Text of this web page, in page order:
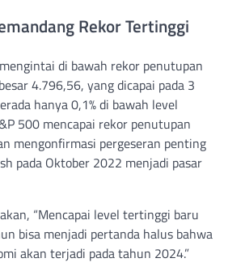
Rekor Tertinggi
di bawah rekor penutupan
4.796,56, yang dicapai pada 3
hanya 0,1% di bawah level
500 mencapai rekor penutupan
mengonfirmasi pergeseran penting
pada Oktober 2022 menjadi pasar
“Mencapai level tertinggi baru
bisa menjadi pertanda halus bahwa
akan terjadi pada tahun 2024.”